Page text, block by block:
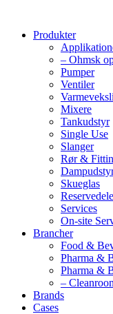
Produkter
– Ohmsk
Pumper
Ventiler
Mixere
Tankudstyr
Single Use
Slanger
Rør &
Skueglas
Reservedele
Services
On-site
Brancher
Food &
Pharma &
Pharma &
–
Brands
Cases